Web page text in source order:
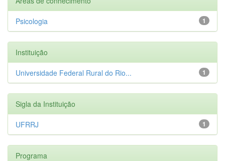
1
Psicologia
Instituição
1
Universidade Federal Rural do Rio...
Sigla da Instituição
1
UFRRJ
Programa